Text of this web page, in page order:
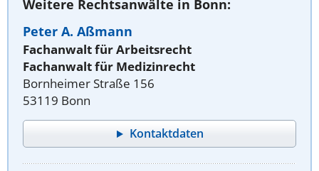
Weitere Rechtsanwälte in Bonn:
Peter A. Aßmann
Fachanwalt für Arbeitsrecht
Fachanwalt für Medizinrecht
Bornheimer Straße 156
53119 Bonn
Kontaktdaten